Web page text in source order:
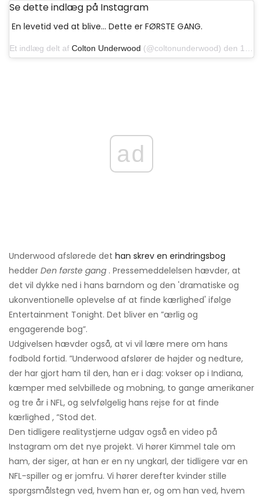
Se dette indlæg på Instagram
En levetid ved at blive… Dette er FØRSTE GANG.
Et indlæg delt af Colton Underwood (@coltonunderwood) den 14. januar 2020 kl.9.30 PST
ad
Underwood afslørede det han skrev en erindringsbog
hedder Den første gang . Pressemeddelelsen hævder, at
det vil dykke ned i hans barndom og den 'dramatiske og
ukonventionelle oplevelse af at finde kærlighed' ifølge
Entertainment Tonight. Det bliver en ”ærlig og
engagerende bog”.
Udgivelsen hævder også, at vi vil lære mere om hans
fodbold fortid. ”Underwood afslører de højder og nedture,
der har gjort ham til den, han er i dag: vokser op i Indiana,
kæmper med selvbillede og mobning, to gange amerikaner
og tre år i NFL, og selvfølgelig hans rejse for at finde
kærlighed , ”Stod det.
Den tidligere realitystjerne udgav også en video på
Instagram om det nye projekt. Vi hører Kimmel tale om
ham, der siger, at han er en ny ungkarl, der tidligere var en
NFL-spiller og er jomfru. Vi hører derefter kvinder stille
spørgsmålstegn ved, hvem han er, og om han ved, hvem